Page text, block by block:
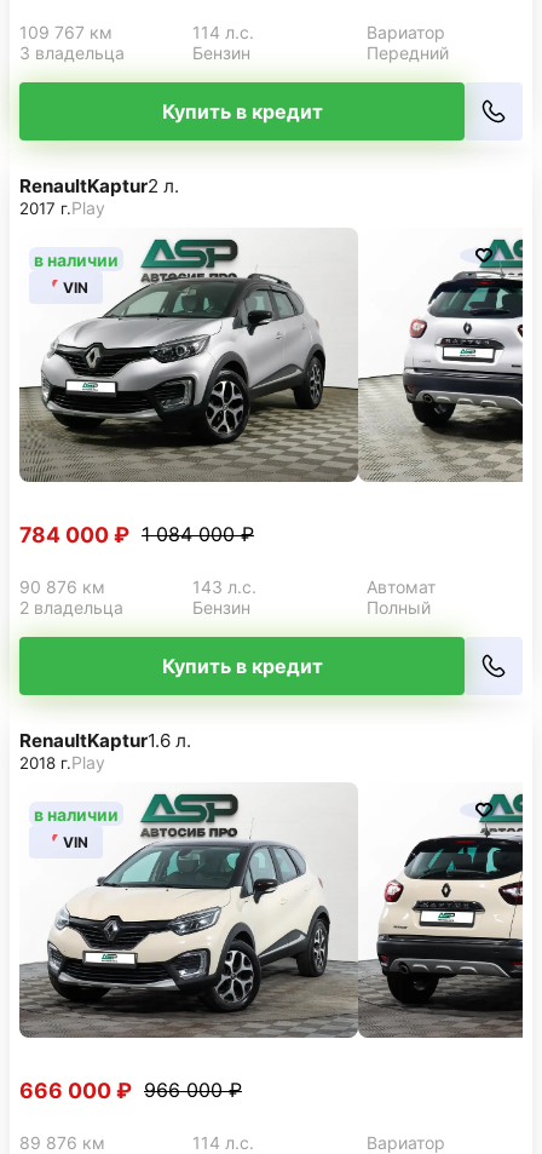
109 767 км 114 л.с.
Вариатор
3 владельца
Бензин Передний
Купить в кредит
в наличии
VIN
RenaultKaptur2 л.
2017 г.Play
784 000 ₽ 1 084 000 ₽
90 876 км 143 л.с.
Автомат
2 владельца
Бензин Полный
Купить в кредит
в наличии
VIN
RenaultKaptur1.6 л.
2018 г.Play
666 000 ₽ 966 000 ₽
89 876 км 114 л.с.
Вариатор